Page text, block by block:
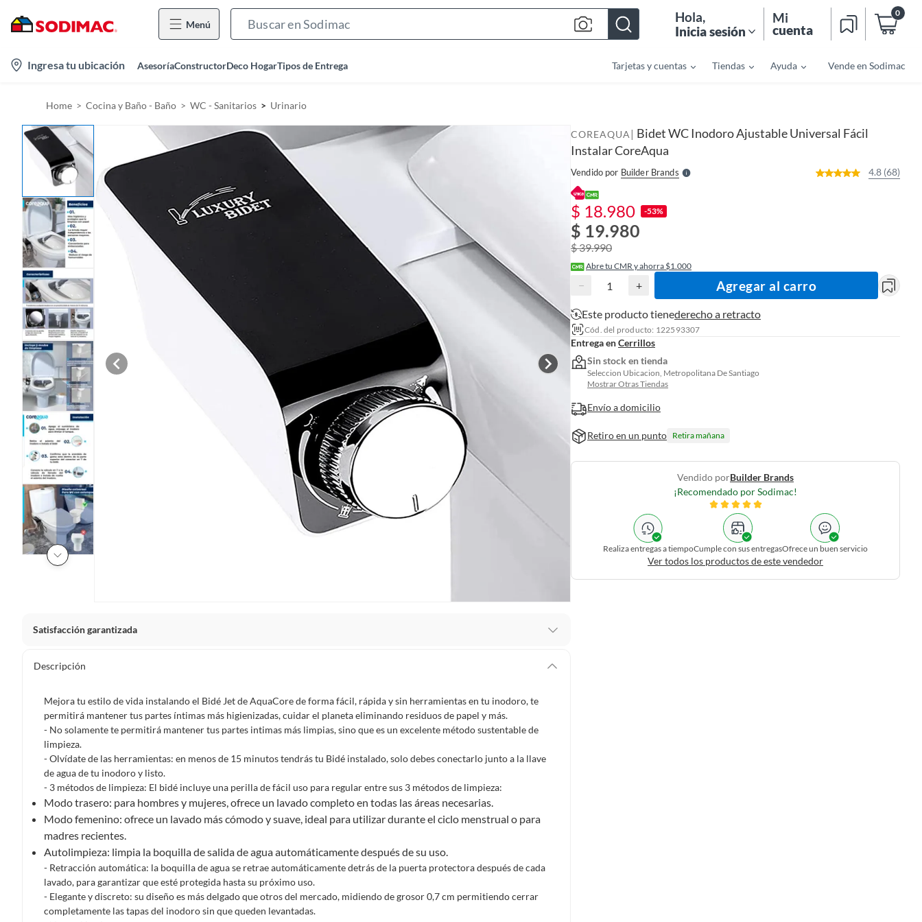
Menú
B
Hola,
Inicia sesión
Mi
cuenta
0
Ingresa tu ubicación AsesoríaConstructorDeco HogarTipos de Entrega Tarjetas y cuentas Tiendas Ayuda Vende en Sodimac
Home Cocina y Baño - Baño WC - Sanitarios Urinario
Satisfacción garantizada
Debe estar en perfecto estado, con todas sus etiquetas, sellos intactos y sin uso, tal como te lo entregamos. Ten
Productos que, por su naturaleza, no puedan ser devueltos, puedan deteriorarse o caducar con rapidez.
Confeccionados a la medida.
De uso personal.
En sodimac.cl te damos 30 días desde que recibes el producto
etiquetas y sin uso, tal como te lo entregamos.
Productos digitales que se entregan a través de una descarga electrónica, por ejemplo, cupones de experiencia o
programas para el computador.
Productos a pedido o confeccionados a medida.
Productos que han sido informados como imperfectos, usados, reparados, abiertos, de segunda selección,
remanufacturados o con alguna deficiencia, que sean comprados en esa condición a un precio reducido.
Alimentos, bebidas, medicamentos, suplementos alimenticios, vitaminas, entre otros análogos.
Pinturas de un color a solicitud.
Descripción
Mejora tu estilo de vida instalando el Bidé Jet de AquaCore de forma fácil, rápida y sin herramientas en tu inodoro, te
permitirá mantener tus partes íntimas más higienizadas, cuidar el planeta eliminando residuos de papel y más.
- No solamente te permitirá mantener tus partes intimas más limpias, sino que es un excelente método sustentable de
limpieza.
- Olvídate de las herramientas: en menos de 15 minutos tendrás tu Bidé instalado, solo debes conectarlo junto a la llave
de agua de tu inodoro y listo.
- 3 métodos de limpieza: El bidé incluye una perilla de fácil uso para regular entre sus 3 métodos de limpieza:
Modo trasero: para hombres y mujeres, ofrece un lavado completo en todas las áreas necesarias.
Modo femenino: ofrece un lavado más cómodo y suave, ideal para utilizar durante el ciclo menstrual o para
madres recientes.
Autolimpieza: limpia la boquilla de salida de agua automáticamente después de su uso.
- Retracción automática: la boquilla de agua se retrae automáticamente detrás de la puerta protectora después de cada
lavado, para garantizar que esté protegida hasta su próximo uso.
- Elegante y discreto: su diseño es más delgado que otros del mercado, midiendo de grosor 0,7 cm permitiendo cerrar
completamente las tapas del inodoro sin que queden levantadas.
COREAQUA | Bidet WC Inodoro Ajustable Universal Fácil
Instalar CoreAqua
Vendido por Builder BrandsS
r
4.8 (68)
$ 18.980 -53%
$ 19.980
$ 39.990
Abre tu CMR y ahorra $1.000
− + Agregar al carro
Este producto tienederecho a retracto
Cód. del producto: 122593307
Entrega enCerrillos
Sin stock en tienda
Seleccion Ubicacion, Metropolitana De Santiago
Mostrar Otras Tiendas
Envío a domicilio
Retiro en un punto Retira mañana
Vendido porBuilder Brands
¡Recomendado por Sodimac!
Realiza entregas a tiempoCumple con sus entregasOfrece un buen servicio
Ver todos los productos de este vendedor